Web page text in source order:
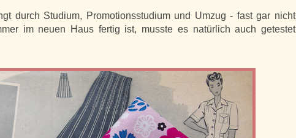
durch Studium, Promotionsstudium und Umzug - fast gar nicht
im neuen Haus fertig ist, musste es natürlich auch getestet